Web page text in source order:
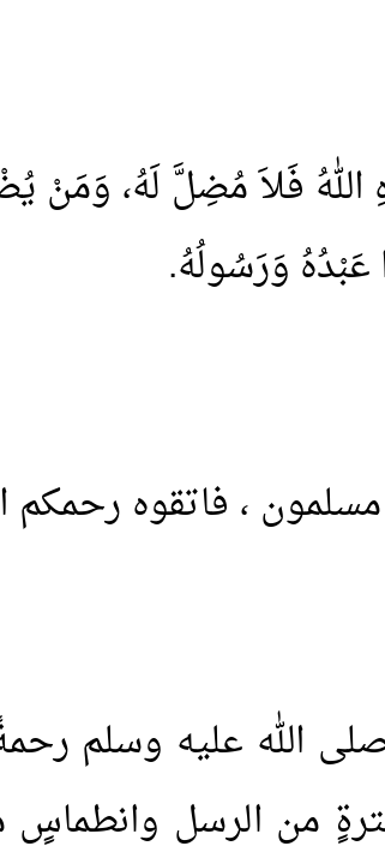
فَلاَ مُضِلَّ لَهُ، وَمَنْ
عَبْدُهُ وَرَسُولُهُ.
مسلمون ، فاتقوه
الله عليه وسلم
من الرسل وانطماسٍ